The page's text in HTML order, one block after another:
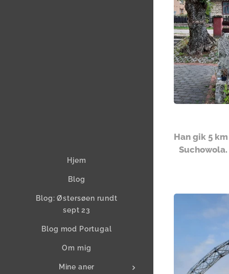
Hjem
Blog
Blog: Østersøen rundt
sept 23
Blog mod Portugal
Om mig
Mine aner
Han gik 5